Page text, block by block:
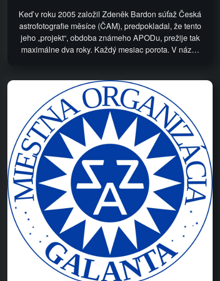
Keď v roku 2005 založil Zdeněk Bardon súťaž Česká
astrofotografie měsíce (ČAM), predpokladal, že tento
jeho „projekt“, obdoba známeho APODu, prežije tak
maximálne dva roky. Každý mesiac porota. V náz…